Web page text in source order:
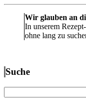
Wir glauben an
In unserem
ohne lang zu
Suche
nach: